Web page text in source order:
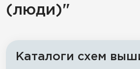
(люди)"
Каталоги схем